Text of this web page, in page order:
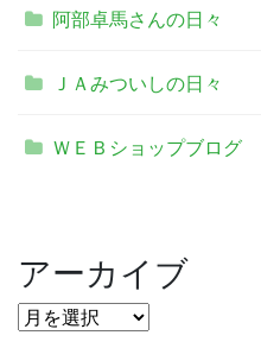
阿部卓馬さんの日々
ＪＡみついしの日々
ＷＥＢショップブログ
アーカイブ
ア